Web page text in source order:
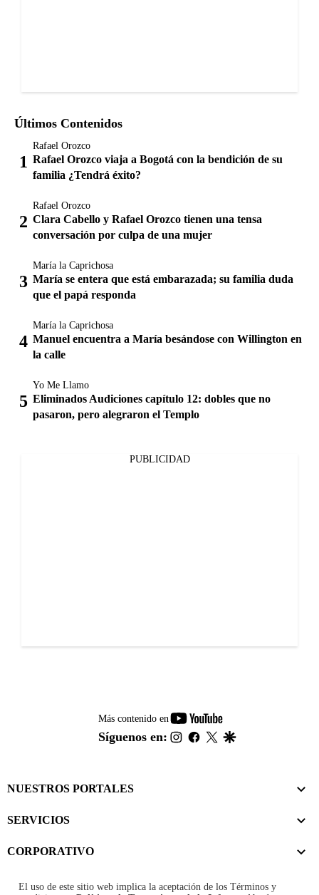
Últimos Contenidos
Rafael Orozco
Rafael Orozco viaja a Bogotá con la bendición de su
familia ¿Tendrá éxito?
Rafael Orozco
Clara Cabello y Rafael Orozco tienen una tensa
conversación por culpa de una mujer
María la Caprichosa
María se entera que está embarazada; su familia duda
que el papá responda
María la Caprichosa
Manuel encuentra a María besándose con Willington en
la calle
Yo Me Llamo
Eliminados Audiciones capítulo 12: dobles que no
pasaron, pero alegraron el Templo
PUBLICIDAD
Más contenido en
youtube-
footer
Síguenos en: instagram
facebook
twitter
NUESTROS PORTALES
SERVICIOS
CORPORATIVO
El uso de este sitio web implica la aceptación de los Términos y